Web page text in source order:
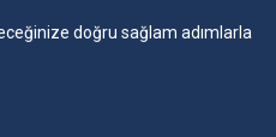
doğru sağlam adımlarla